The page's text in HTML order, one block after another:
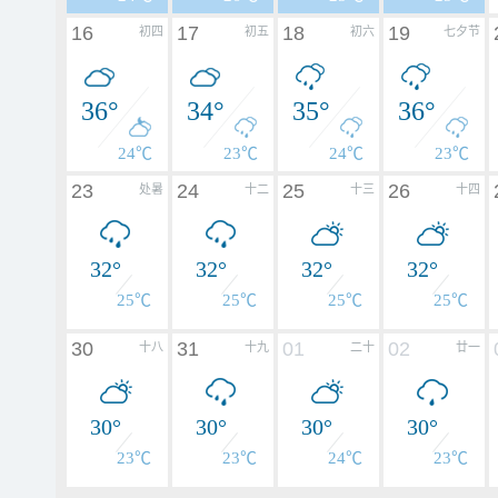
初四
16
36°
24℃
初五
17
34°
23℃
初六
18
35°
24℃
七夕节
19
36°
23℃
处暑
23
32°
25℃
十二
24
32°
25℃
十三
25
32°
25℃
十四
26
32°
25℃
十八
30
30°
23℃
十九
31
30°
23℃
二十
01
30°
24℃
廿一
02
30°
23℃